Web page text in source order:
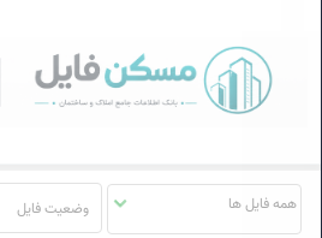
مسکن فایل |
منوی
مسکن
وضعیت فایل